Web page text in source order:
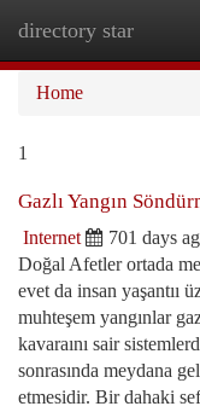
directory star
Home
1
Gazlı Yangın
Internet 701 days
Doğal Afetler ortada
evet da insan yaşantıı
muhteşem yangınlar
kavaraını sair
sonrasında meydana
etmesidir. Bir dahaki